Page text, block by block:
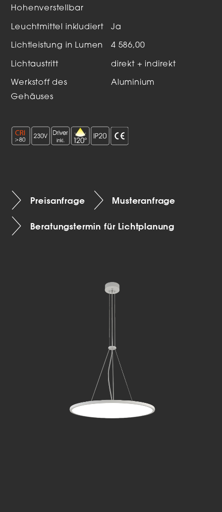
Hohenverstellbar
Leuchtmittel inkludiert Ja
Lichtleistung in Lumen 4 586,00
Lichtaustritt direkt + indirekt
Werkstoff des
Gehäuses
Aluminium
Preisanfrage Musteranfrage
Beratungstermin für Lichtplanung